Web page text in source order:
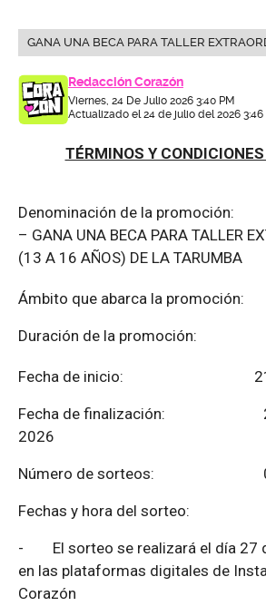
GANA UNA BECA PARA TALLER
Redacción Corazón
Viernes, 24 De Julio 2026 3:40 PM
Actualizado el 24 de julio del 2026 3:46
TÉRMINOS Y
Denominación de la promoción:
– GANA UNA BECA PARA TALLER
(13 A 16 AÑOS) DE LA TARUMBA
Ámbito que abarca la
Duración de la promoción:
Fecha de inicio: 21 de
Fecha de finalización:
27
2026
Número de sorteos:
Fechas y hora del sorteo:
- El sorteo se realizará el día 27
en las plataformas digitales de
Corazón